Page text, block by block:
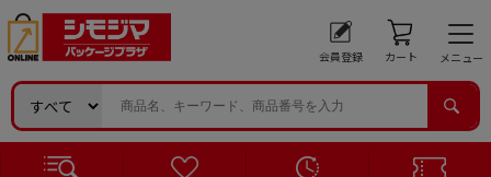
会員登録 カート メニュー